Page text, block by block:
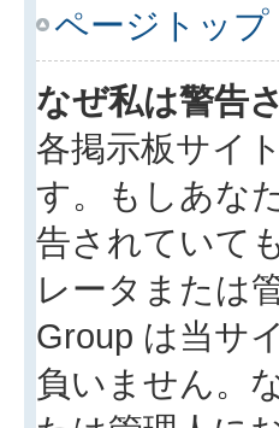
ページトップ
なぜ私は警告
各掲示板サイ
す。もしあな
告されていて
レータまたは
Group は当サ
負いません。